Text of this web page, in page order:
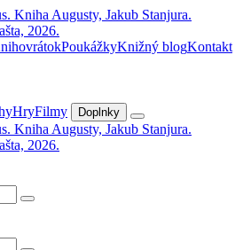
PoukážkyKnižný blogKontakt
HryFilmy Doplnky